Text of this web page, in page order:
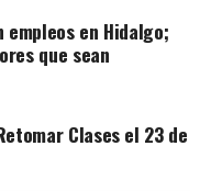
en Hidalgo;
que sean
Clases el 23 de